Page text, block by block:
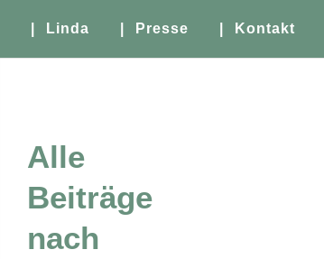
| Linda | Presse | Kontakt
Alle
Beiträge
nach